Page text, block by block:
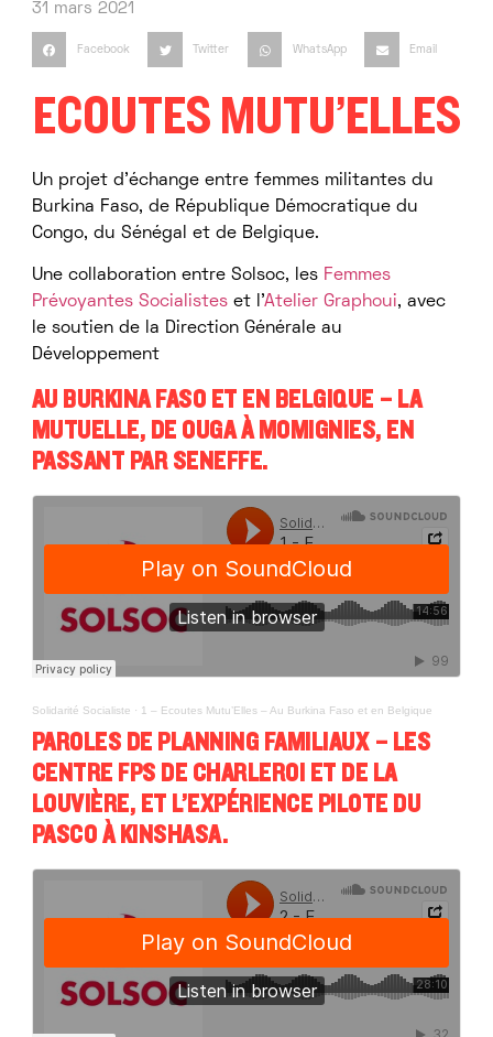
31 mars 2021
Facebook Twitter WhatsApp Email
ECOUTES MUTU’ELLES
Un projet d’échange entre femmes militantes du
Burkina Faso, de République Démocratique du
Congo, du Sénégal et de Belgique.
Une collaboration entre Solsoc, les Femmes
Prévoyantes Socialisteset l’Atelier Graphoui, avec
le soutien de la Direction Générale au
Développement
AU BURKINA FASO ET EN BELGIQUE – LA
MUTUELLE, DE OUGA À MOMIGNIES, EN
PASSANT PAR SENEFFE.
Solidarité Socialiste · 1 – Ecoutes Mutu’Elles – Au Burkina Faso et en Belgique
PAROLES DE PLANNING FAMILIAUX – LES
CENTRE FPS DE CHARLEROI ET DE LA
LOUVIÈRE, ET L’EXPÉRIENCE PILOTE DU
PASCO À KINSHASA.